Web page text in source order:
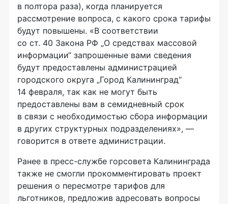
в полтора раза), когда планируется
рассмотрение вопроса, с какого срока тарифы
будут повышены. «В соответствии
со ст. 40 Закона РФ „О средствах массовой
информации“ запрошенные вами сведения
будут предоставлены администрацией
городского округа „Город Калининград“
14 февраля, так как не могут быть
предоставлены вам в семидневный срок
в связи с необходимостью сбора информации
в других структурных подразделениях», —
говорится в ответе администрации.
Ранее в пресс-службе горсовета Калининграда
также не смогли прокомментировать проект
решения о пересмотре тарифов для
льготников, предложив адресовать вопросы